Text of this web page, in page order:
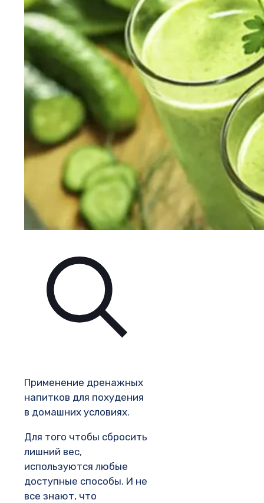
Применение дренажных
напитков для похудения
в домашних условиях.
Для того чтобы сбросить
лишний вес,
используются любые
доступные способы. И не
все знают, что